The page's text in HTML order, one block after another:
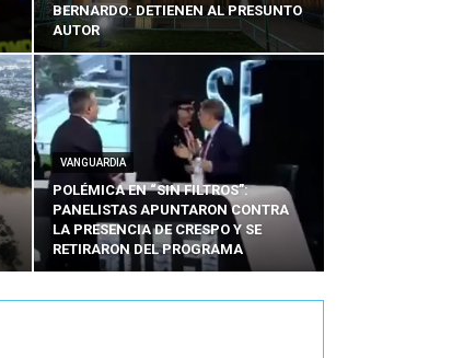
BERNARDO: DETIENEN AL PRESUNTO
AUTOR
VANGUARDIA
POLÉMICA EN “SIN FILTROS”:
PANELISTAS APUNTARON CONTRA
LA PRESENCIA DE CRESPO Y SE
RETIRARON DEL PROGRAMA